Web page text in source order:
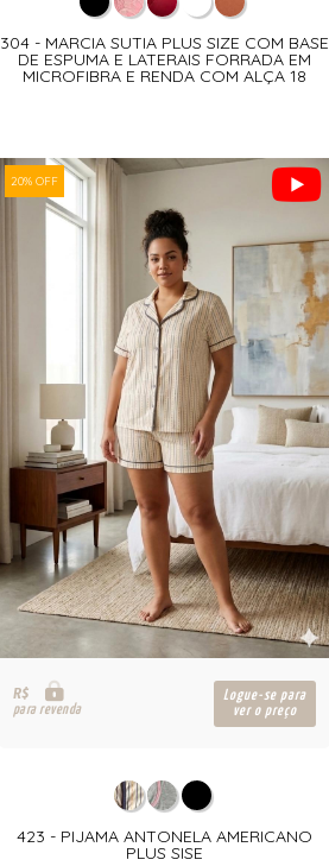
304 - MARCIA SUTIA PLUS SIZE COM BASE
DE ESPUMA E LATERAIS FORRADA EM
MICROFIBRA E RENDA COM ALÇA 18
20% OFF
R$
para revenda
Logue-se para
ver o preço
423 - PIJAMA ANTONELA AMERICANO
PLUS SISE